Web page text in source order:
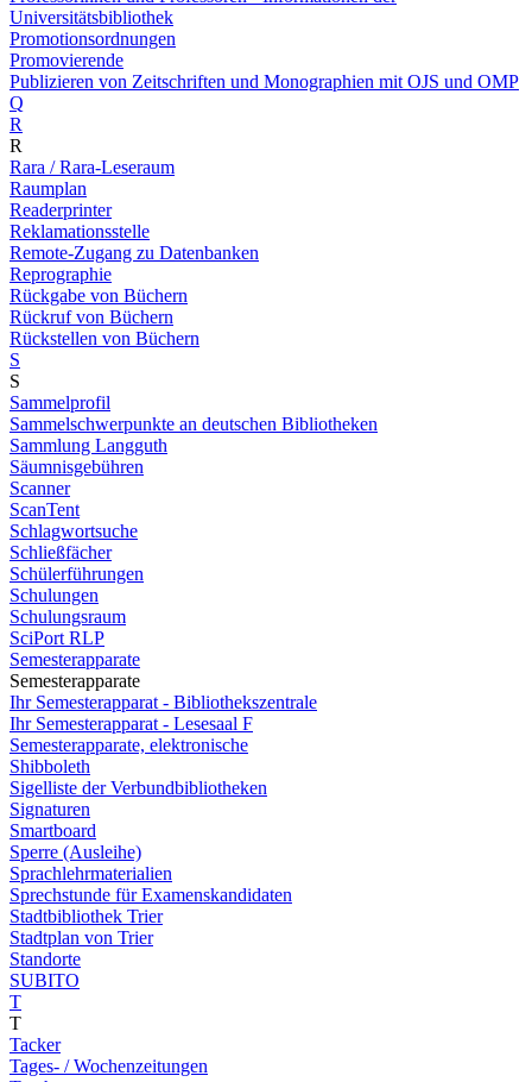
Universitätsbibliothek
Promotionsordnungen
Promovierende
Publizieren von Zeitschriften und Monographien mit OJS und OMP
Q
R
R
Rara / Rara-Leseraum
Raumplan
Readerprinter
Reklamationsstelle
Remote-Zugang zu Datenbanken
Reprographie
Rückgabe von Büchern
Rückruf von Büchern
Rückstellen von Büchern
S
S
Sammelprofil
Sammelschwerpunkte an deutschen Bibliotheken
Sammlung Langguth
Säumnisgebühren
Scanner
ScanTent
Schlagwortsuche
Schließfächer
Schülerführungen
Schulungen
Schulungsraum
SciPort RLP
Semesterapparate
Semesterapparate
Ihr Semesterapparat - Bibliothekszentrale
Ihr Semesterapparat - Lesesaal F
Semesterapparate, elektronische
Shibboleth
Sigelliste der Verbundbibliotheken
Signaturen
Smartboard
Sperre (Ausleihe)
Sprachlehrmaterialien
Sprechstunde für Examenskandidaten
Stadtbibliothek Trier
Stadtplan von Trier
Standorte
SUBITO
T
T
Tacker
Tages- / Wochenzeitungen